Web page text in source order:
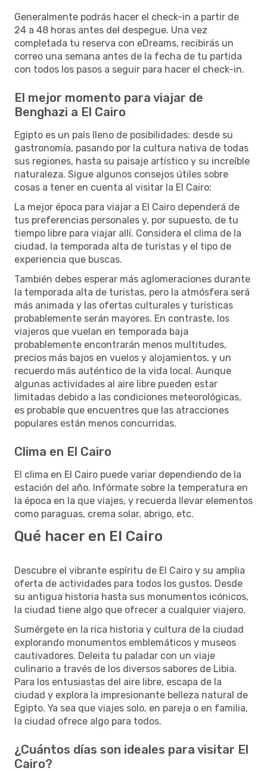
Generalmente podrás hacer el check-in a partir de
24 a 48 horas antes del despegue. Una vez
completada tu reserva con eDreams, recibirás un
correo una semana antes de la fecha de tu partida
con todos los pasos a seguir para hacer el check-in.
El mejor momento para viajar de
Benghazi a El Cairo
Egipto es un país lleno de posibilidades: desde su
gastronomía, pasando por la cultura nativa de todas
sus regiones, hasta su paisaje artístico y su increíble
naturaleza. Sigue algunos consejos útiles sobre
cosas a tener en cuenta al visitar la El Cairo:
La mejor época para viajar a El Cairo dependerá de
tus preferencias personales y, por supuesto, de tu
tiempo libre para viajar allí. Considera el clima de la
ciudad, la temporada alta de turistas y el tipo de
experiencia que buscas.
También debes esperar más aglomeraciones durante
la temporada alta de turistas, pero la atmósfera será
más animada y las ofertas culturales y turísticas
probablemente serán mayores. En contraste, los
viajeros que vuelan en temporada baja
probablemente encontrarán menos multitudes,
precios más bajos en vuelos y alojamientos, y un
recuerdo más auténtico de la vida local. Aunque
algunas actividades al aire libre pueden estar
limitadas debido a las condiciones meteorológicas,
es probable que encuentres que las atracciones
populares están menos concurridas.
Clima en El Cairo
El clima en El Cairo puede variar dependiendo de la
estación del año. Infórmate sobre la temperatura en
la época en la que viajes, y recuerda llevar elementos
como paraguas, crema solar, abrigo, etc.
Qué hacer en El Cairo
Descubre el vibrante espíritu de El Cairo y su amplia
oferta de actividades para todos los gustos. Desde
su antigua historia hasta sus monumentos icónicos,
la ciudad tiene algo que ofrecer a cualquier viajero.
Sumérgete en la rica historia y cultura de la ciudad
explorando monumentos emblemáticos y museos
cautivadores. Deleita tu paladar con un viaje
culinario a través de los diversos sabores de Libia.
Para los entusiastas del aire libre, escapa de la
ciudad y explora la impresionante belleza natural de
Egipto. Ya sea que viajes solo, en pareja o en familia,
la ciudad ofrece algo para todos.
¿Cuántos días son ideales para visitar El
Cairo?